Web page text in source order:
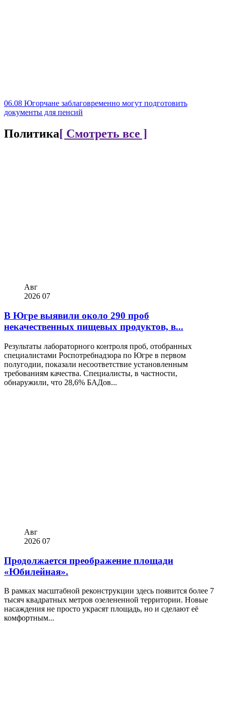
06.08 Югорчане заблаговременно могут подготовить
документы для пенсий
Политика[ Смотреть все ]
Авг
2026 07
В Югре выявили около 290 проб
некачественных пищевых продуктов, в...
Результаты лабораторного контроля проб, отобранных
специалистами Роспотребнадзора по Югре в первом
полугодии, показали несоответствие установленным
требованиям качества. Специалисты, в частности,
обнаружили, что 28,6% БАДов...
Авг
2026 07
Продолжается преображение площади
«Юбилейная».
В рамках масштабной реконструкции здесь появится более 7
тысяч квадратных метров озелененной территории. Новые
насаждения не просто украсят площадь, но и сделают её
комфортным...